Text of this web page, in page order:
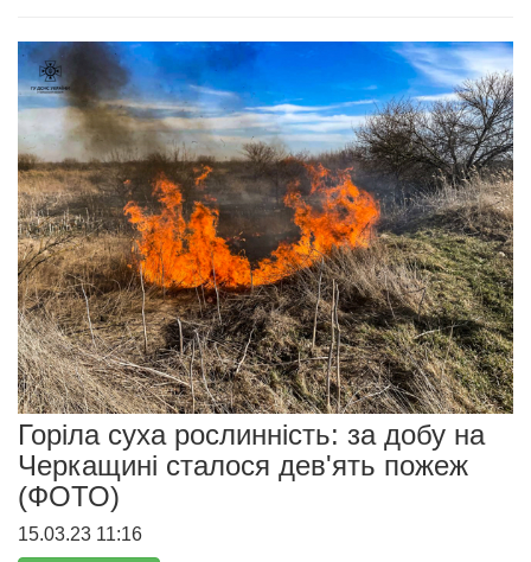
Горіла суха рослинність: за добу на
Черкащині сталося дев'ять пожеж
(ФОТО)
15.03.23 11:16